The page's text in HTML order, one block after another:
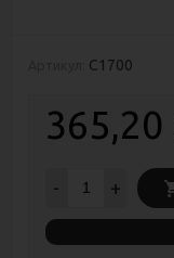
С1700
365,20
- +